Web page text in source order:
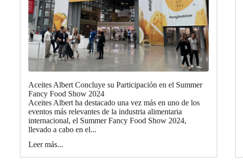
Aceites Albert Concluye su Participación en el Summer
Fancy Food Show 2024
Aceites Albert ha destacado una vez más en uno de los
eventos más relevantes de la industria alimentaria
internacional, el Summer Fancy Food Show 2024,
llevado a cabo en el...
Leer más...